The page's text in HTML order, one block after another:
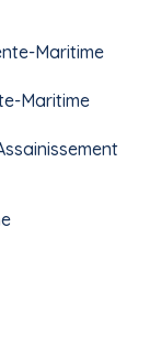
Maritime
Maritime